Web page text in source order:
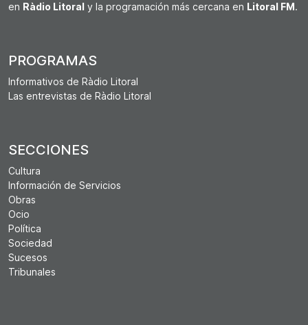
en Ràdio Litoral y la programación más cercana en Litoral FM.
PROGRAMAS
Informativos de Ràdio Litoral
Las entrevistas de Ràdio Litoral
SECCIONES
Cultura
Información de Servicios
Obras
Ocio
Política
Sociedad
Sucesos
Tribunales